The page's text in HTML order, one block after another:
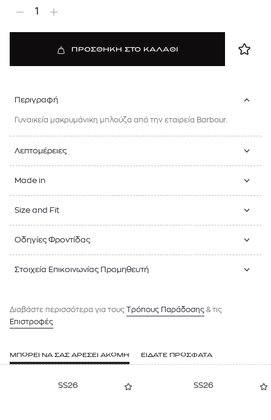
1
ΠΡΟΣΘΗΚΗ ΣΤΟ ΚΑΛΑΘΙ
Περιγραφή
Γυναικεία μακρυμάνικη μπλούζα από την εταιρεία Barbour.
Λεπτομέρειες
Made in
Size and Fit
Οδηγίες Φροντίδας
Στοιχεία Επικοινωνίας Προμηθευτή
Διαβάστε περισσότερα για τους Tρόπους Παράδοσης & τις
Επιστροφές
ΜΠΟΡΕΙ ΝΑ ΣΑΣ ΑΡΕΣΕΙ ΑΚΟΜΗ ΕΙΔΑΤΕ ΠΡΟΣΦΑΤΑ
SS26 SS26